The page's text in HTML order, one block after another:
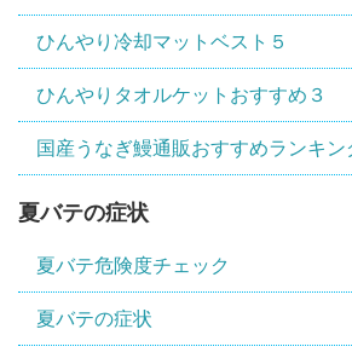
ひんやり冷却マットベスト５
ひんやりタオルケットおすすめ３
国産うなぎ鰻通販おすすめランキン
夏バテの症状
夏バテ危険度チェック
夏バテの症状